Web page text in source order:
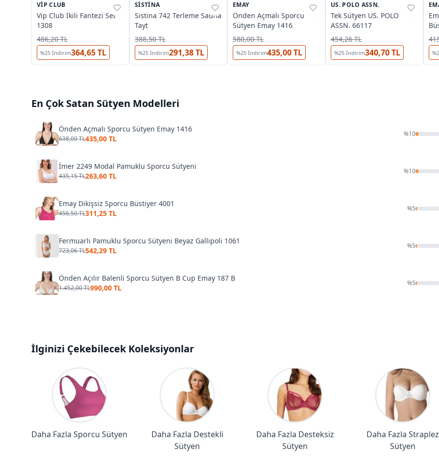
%33
VIP CLUB
Vip Club İkili Fantezi Set
1308
486,20 TL
%25 İndirim364,65 TL
%37
SISTINA
Sistina 742 Terleme Sauna
Tayt
388,50 TL
%25 İndirim291,38 TL
%32
EMAY
Önden Açmalı Sporcu
Sütyen Emay 1416
580,00 TL
%25 İndirim435,00 TL
%42
US. POLO ASSN.
Tek Sütyen US. POLO
ASSN. 66117
454,26 TL
%25 İndirim340,70 TL
%
%
En Çok Satan Sütyen Modelleri
Önden Açmalı Sporcu Sütyen Emay 1416
638,00 TL435,00 TL
%10
İmer 2249 Modal Pamuklu Sporcu Sütyeni
435,15 TL263,60 TL
%10
Emay Dikişsiz Sporcu Büstiyer 4001
456,50 TL311,25 TL
%5
Fermuarlı Pamuklu Sporcu Sütyeni Beyaz Gallipoli 1061
723,06 TL542,29 TL
%5
Önden Açılır Balenli Sporcu Sütyen B Cup Emay 187 B
1.452,00 TL990,00 TL
%5
İlginizi Çekebilecek Koleksiyonlar
Daha Fazla Sporcu Sütyen
Daha Fazla Destekli
Sütyen
Daha Fazla Desteksiz
Sütyen
Daha Fazla Straplez
Sütyen